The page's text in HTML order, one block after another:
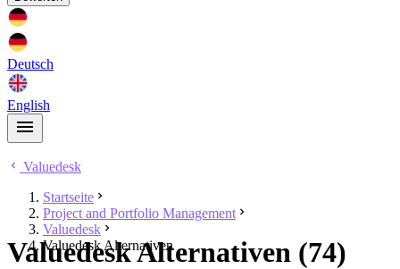
Deutsch
English
Valuedesk
Startseite
Project and Portfolio Management
Valuedesk
Valuedesk Alternativen
Valuedesk Alternativen (74)